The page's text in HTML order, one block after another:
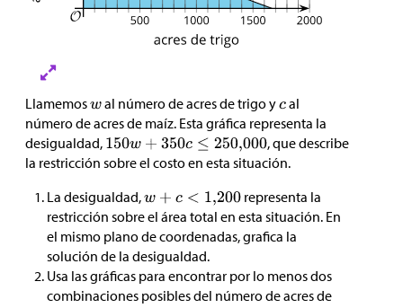
Llamemos al número de acres de trigo y al
número de acres de maíz. Esta gráfica representa la
desigualdad,
, que describe
la restricción sobre el costo en esta situación.
La desigualdad,
representa la
restricción sobre el área total en esta situación. En
el mismo plano de coordenadas, grafica la
solución de la desigualdad.
Usa las gráficas para encontrar por lo menos dos
combinaciones posibles del número de acres de